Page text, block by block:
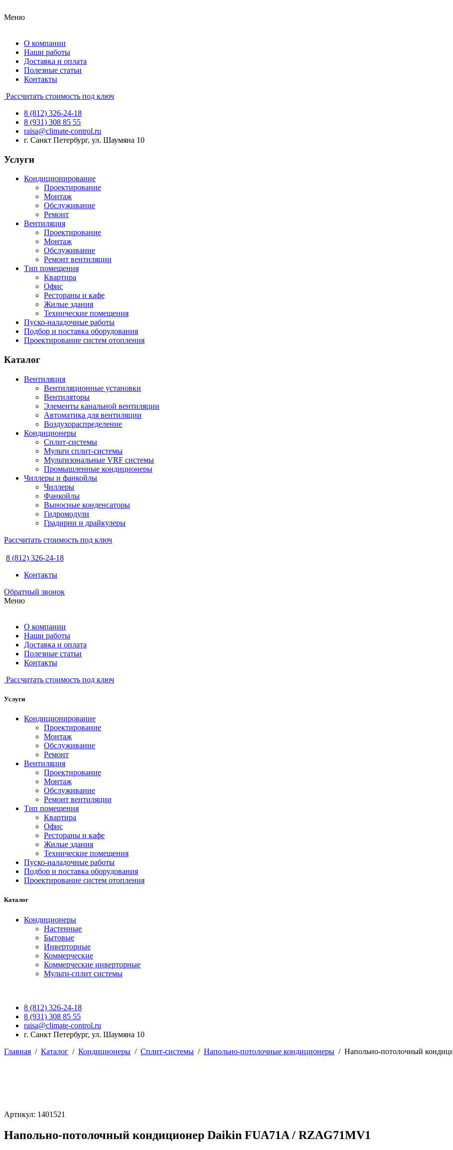
Меню
О компании
Наши работы
Доставка и оплата
Полезные статьи
Контакты
Рассчитать стоимость под ключ
8 (812) 326-24-18
8 (931) 308 85 55
raisa@climate-control.ru
г. Санкт Петербург, ул. Шаумяна 10
Услуги
Кондиционирование
Проектирование
Монтаж
Обслуживание
Ремонт
Вентиляция
Проектирование
Монтаж
Обслуживание
Ремонт вентиляции
Тип помещения
Квартира
Офис
Рестораны и кафе
Жилые здания
Технические помещения
Пуско-наладочные работы
Подбор и поставка оборудования
Проектирование систем отопления
Каталог
Вентиляция
Вентиляционные установки
Вентиляторы
Элементы канальной вентиляции
Автоматика для вентиляции
Воздухораспределение
Кондиционеры
Сплит-системы
Мульти сплит-системы
Мультизональные VRF системы
Промышленные кондиционеры
Чиллеры и фанкойлы
Чиллеры
Фанкойлы
Выносные конденсаторы
Гидромодули
Градирни и драйкулеры
Рассчитать стоимость под ключ
8 (812) 326-24-18
Контакты
Обратный звонок
Меню
О компании
Наши работы
Доставка и оплата
Полезные статьи
Контакты
Рассчитать стоимость под ключ
Услуги
Кондиционирование
Проектирование
Монтаж
Обслуживание
Ремонт
Вентиляция
Проектирование
Монтаж
Обслуживание
Ремонт вентиляции
Тип помещения
Квартира
Офис
Рестораны и кафе
Жилые здания
Технические помещения
Пуско-наладочные работы
Подбор и поставка оборудования
Проектирование систем отопления
Каталог
Кондиционеры
Настенные
Бытовые
Инверторные
Коммерческие
Коммерческие инверторные
Мульти-сплит системы
8 (812) 326-24-18
8 (931) 308 85 55
raisa@climate-control.ru
г. Санкт Петербург, ул. Шаумяна 10
Главная / Каталог / Кондиционеры / Сплит-системы / Напольно-потолочные кондиционеры / Напольно-потолочный
Артикул: 1401521
Напольно-потолочный кондиционер Daikin FUA71A / RZAG71MV1